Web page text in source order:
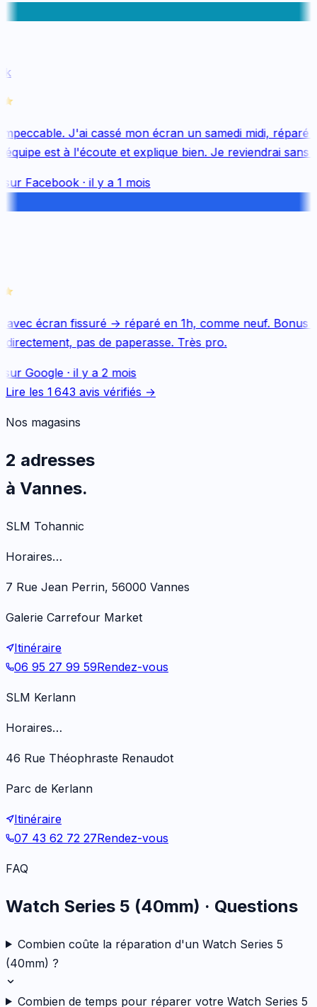
J'ai cassé mon écran un samedi midi, réparé
est à l'écoute et explique bien. Je reviendrai sans
Facebook· il y a 1 mois
écran fissuré → réparé en 1h, comme neuf. Bonus
pas de paperasse. Très pro.
Google· il y a 2 mois
Lire les 1 643 avis vérifiés →
Nos magasins
2 adresses
à Vannes.
SLM Tohannic
Horaires…
7 Rue Jean Perrin, 56000 Vannes
Galerie Carrefour Market
Itinéraire
06 95 27 99 59Rendez-vous
SLM Kerlann
Horaires…
46 Rue Théophraste Renaudot
Parc de Kerlann
Itinéraire
07 43 62 72 27Rendez-vous
FAQ
Watch Series 5 (40mm) · Questions
Combien coûte la réparation d'un Watch Series 5
(40mm) ?
Combien de temps pour réparer votre Watch Series 5